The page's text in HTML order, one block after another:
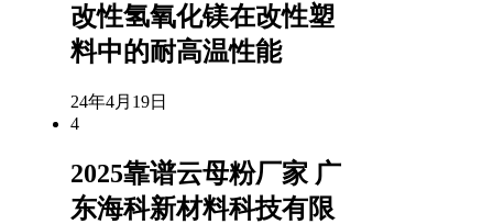
改性氢氧化镁在改性塑
料中的耐高温性能
24年4月19日
4
2025靠谱云母粉厂家 广
东海科新材料科技有限